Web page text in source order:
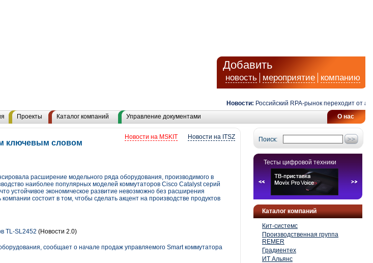
Добавить
новость мероприятие компанию
Новости: Российский RPA-рынок переходит от
О нас
Проекты Каталог компаний Управление документами
Поиск:
Тесты цифровой техники
Каталог компаний
Кит-системс
Производственная группа
REMER
Градиентех
ИТ Альянс
Новости на ITSZ
Новости на MSKIT
ключевым словом
расширение модельного ряда оборудования, производимого в
наиболее популярных моделей коммутаторов Cisco Catalyst серий
устойчивое экономическое развитие невозможно без расширения
состоит в том, чтобы сделать акцент на производстве продуктов
TL-SL2452 (Новости 2.0)
сообщает о начале продаж управляемого Smart коммутатора